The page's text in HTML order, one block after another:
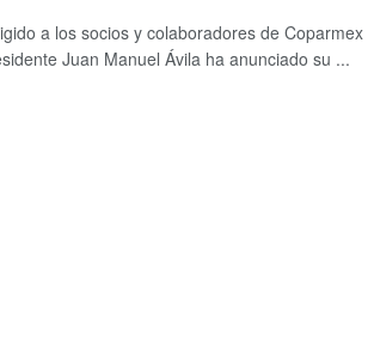
a los socios y colaboradores de Coparmex
Juan Manuel Ávila ha anunciado su ...